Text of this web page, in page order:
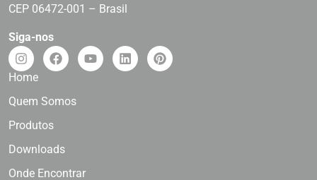
CEP 06472-001 – Brasil
Siga-nos
Home
Quem Somos
Produtos
Downloads
Onde Encontrar